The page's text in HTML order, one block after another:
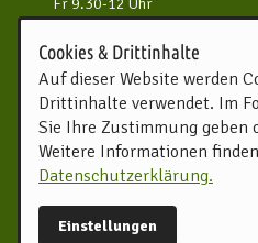
Fr 9.30-12 Uhr
Kontakt aufnehmen
Touristikverband Landkreis
Rotenburg (Wümme) e.V.
Harburger Straße 59
27356 Rotenburg (Wümme)
04261 81960
Cookies & Drittinhalte
Auf dieser Website werden
Drittinhalte verwendet. Im
Sie Ihre Zustimmung geben
Weitere Informationen
Datenschutzerklärung.
Einstellungen